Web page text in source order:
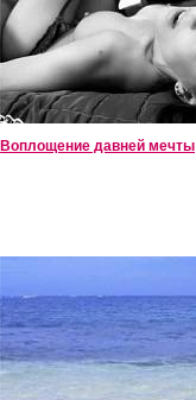
Воплощение давней мечты